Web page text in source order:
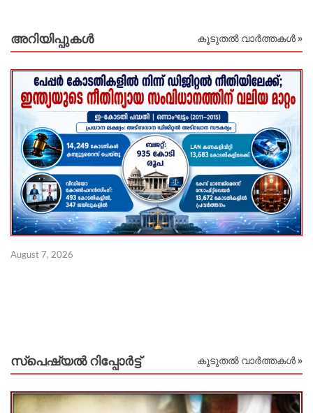
അറിയിപ്പുകള്‍ കൂടുതൽ വാർത്തകൾ »
August 7, 2026
സ്പെഷ്യൽ റിപ്പോര്‍ട്ട് കൂടുതൽ വാർത്തകൾ »